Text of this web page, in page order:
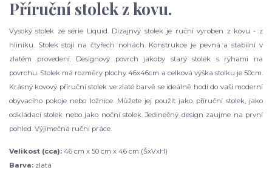
Příruční stolek z kovu.
Vysoký stolek ze série Liquid. Dizajnvý stolek je ruční vyroben z kovu - z
hliníku. Stolek stojí na čtyřech nohách. Konstrukce je pevná a stabilní v
zlatém provedení. Designový povrch jakoby starý stolek s rýhami na
povrchu. Stolek má rozměry plochy 46x46cm a celková výška stolku je 50cm.
Krásný kovový příruční stolek ve zlaté barvě se ideálně hodí do vaší moderní
obývacího pokoje nebo ložnice. Můžete jej použít jako příruční stolek, jako
odkládací stolek nebo jako noční stolek. Jedinečný design zaujme na první
pohled. Výjimečná ruční práce.
Velikost (cca): 46 cm x 50 cm x 46 cm (ŠxVxH)
Barva: zlatá